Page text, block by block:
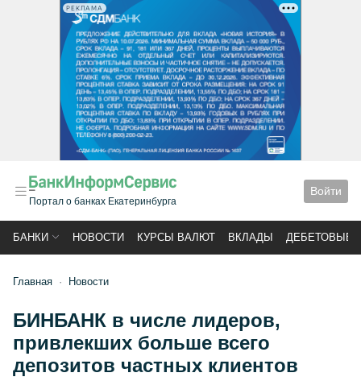
РЕКЛАМА
Портал о банках Екатеринбурга
Войти
БАНКИ НОВОСТИ КУРСЫ ВАЛЮТ ВКЛАДЫ ДЕБЕТОВЫЕ
Главная Новости
БИНБАНК в числе лидеров,
привлекших больше всего
депозитов частных клиентов